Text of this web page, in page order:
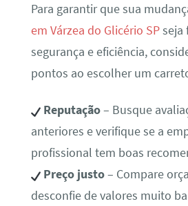
Para garantir que sua
em Várzea do Glicério SPseja
segurança e eficiência,
pontos ao escolher um
Reputação– Busque
anteriores e verifique se a
profissional tem boas
Preço justo– Compare
desconfie de valores muito